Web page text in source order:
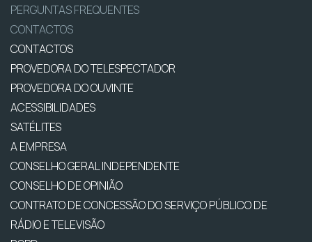
PERGUNTAS FREQUENTES
CONTACTOS
CONTACTOS
PROVEDORA DO TELESPECTADOR
PROVEDORA DO OUVINTE
ACESSIBILIDADES
SATÉLITES
A EMPRESA
CONSELHO GERAL INDEPENDENTE
CONSELHO DE OPINIÃO
CONTRATO DE CONCESSÃO DO SERVIÇO PÚBLICO DE
RÁDIO E TELEVISÃO